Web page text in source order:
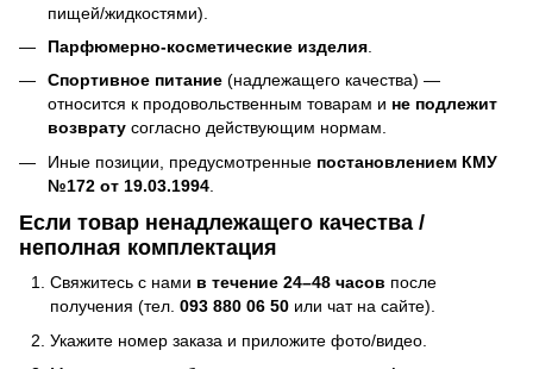
пищей/жидкостями).
Парфюмерно-косметические изделия
Спортивное питание (надлежащего качества) —
относится к продовольственным товарам и не подлежит
возврату согласно действующим нормам.
Иные позиции, предусмотренные постановлением КМУ
№172 от 19.03.1994
Если товар ненадлежащего качества /
неполная комплектация
Свяжитесь с нами в течение 24–48 часов после
получения (тел. 093 880 06 50 или чат на сайте).
Укажите номер заказа и приложите фото/видео.